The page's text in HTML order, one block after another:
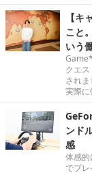
【
こと
いう
クエ
され
実際に
ンド
感
体感
でプレ